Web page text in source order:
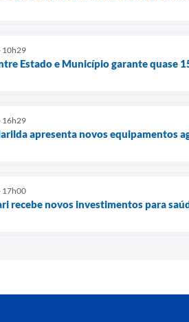
10h29
Estado e Município garante quase
16h29
apresenta novos equipamentos
17h00
recebe novos investimentos para